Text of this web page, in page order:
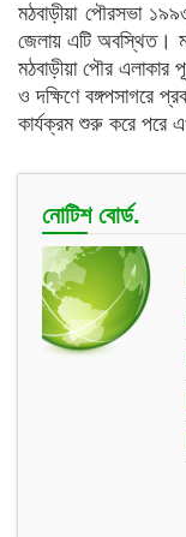
মঠবাড়ীয়া পৌরসভা
জেলায় এটি অবস্থিত।
মঠবাড়ীয়া পৌর এলাকার
ও দক্ষিণে বঙ্গপসাগরে
কার্যক্রম শুরু করে পরে
নোটিশ বোর্ড.